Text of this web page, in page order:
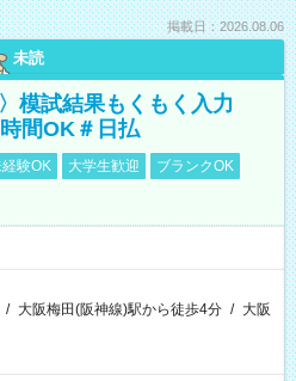
掲載日：2026.08.06
未読
模試結果もくもく入力
間OK＃日払
験OK 大学生歓迎
ブランクOK
/ 大阪梅田(阪神線)駅から徒歩4分 / 大阪